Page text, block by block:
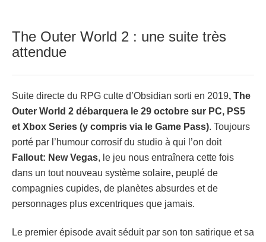
The Outer World 2 : une suite très
attendue
Suite directe du RPG culte d’Obsidian sorti en 2019, The
Outer World 2 débarquera le 29 octobre sur PC, PS5
et Xbox Series (y compris via le Game Pass). Toujours
porté par l’humour corrosif du studio à qui l’on doit
Fallout: New Vegas, le jeu nous entraînera cette fois
dans un tout nouveau système solaire, peuplé de
compagnies cupides, de planètes absurdes et de
personnages plus excentriques que jamais.
Le premier épisode avait séduit par son ton satirique et sa